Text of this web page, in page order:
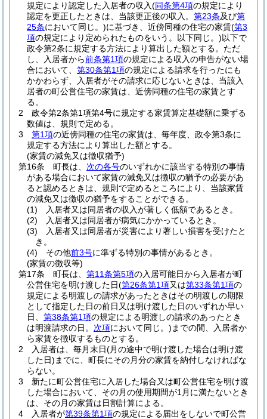
規定により認定した入居者の収入(同条第4項の規定により
認定を更正したときは、当該更正後の収入。 第23条及び第
25条において同じ。)に基づき、近傍同種の住宅の家賃(第3
項の規定により定められたものをいう。以下同じ。)以下で
政令第2条に規定する方法により算出した額とする。 ただ
し、入居者から前条第1項の規定による収入の申告がない場
合において、 第30条第1項の規定による請求を行ったにも
かかわらず、入居者がその請求に応じないときは、当該入
居者の町公営住宅の家賃は、近傍同種の住宅の家賃とす
る。
2
政令第2条第1項第4号に規定する家賃算定基礎額に乗ずる
数値は、規則で定める。
3
第1項の近傍同種の住宅の家賃は、毎年度、政令第3条に
規定する方法により算出した額とする。
(家賃の減免又は徴収猶予)
第16条
町長は、 次の各号のいずれかに該当する特別の事情
がある場合において家賃の減免又は徴収の猶予の必要があ
ると認めるときは、規則で定めるところにより、当該家賃
の減免又は徴収の猶予をすることができる。
(1)
入居者又は同居者の収入が著しく低額であるとき。
(2)
入居者又は同居者が病気にかかっているとき。
(3)
入居者又は同居者が災害により著しい損害を受けたと
き。
(4)
その他前3号に準ずる特別の事情があるとき。
(家賃の徴収等)
第17条
町長は、 第11条第5項の入居可能日から入居者が町
公営住宅を明け渡した日(第26条第1項又は第33条第1項の
規定による明渡しの請求があったときはその明渡しの期限
として指定した日の前日又は明け渡した日のいずれか早い
日、 第38条第1項の規定による明渡しの請求のあったとき
は明渡請求の日。 次項において同じ。) までの間、入居者か
ら家賃を徴収するものとする。
2
入居者は、毎月末日(月の途中で明け渡した場合は明け渡
した日) までに、町長にその月分の家賃を納付しなければな
らない。
3
新たに町公営住宅に入居した場合又は町公営住宅を明け渡
した場合において、その月の使用期間が1月に満たないとき
は、その月の家賃は日割計算による。
4
入居者が第39条第1項の規定による届出をしないで町公営